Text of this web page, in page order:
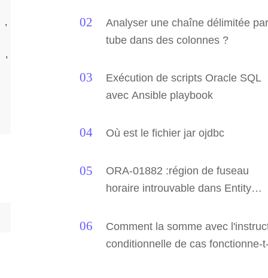
103,           60
108,          100
connexion
Analyser une chaîne délimitée
tube dans des colonnes ?
Exécution de scripts Oracle SQL
avec Ansible playbook
Où est le fichier jar ojdbc
ORA-01882 :région de fuseau
horaire introuvable dans Entity
Comment la somme avec
conditionnelle de cas fonctionne-